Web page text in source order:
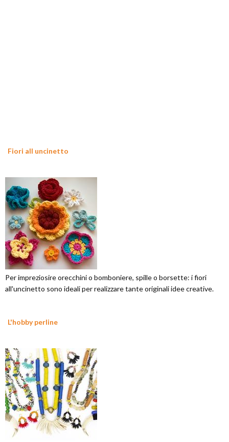
Fiori all uncinetto
Per impreziosire orecchini o bomboniere, spille o borsette: i fiori
all'uncinetto sono ideali per realizzare tante originali idee creative.
L'hobby perline